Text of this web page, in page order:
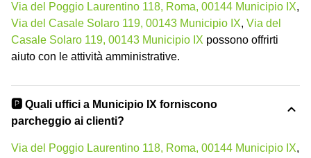
Via del Poggio Laurentino 118, Roma, 00144 Municipio IX,
Via del Casale Solaro 119, 00143 Municipio IX, Via del
Casale Solaro 119, 00143 Municipio IX possono offrirti
aiuto con le attività amministrative.
🅿️ Quali uffici a Municipio IX forniscono
parcheggio ai clienti?
Via del Poggio Laurentino 118, Roma, 00144 Municipio IX,